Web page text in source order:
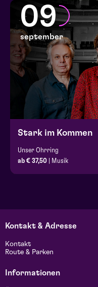
09
september
Stark im Kommen
Unser Ohrring
ab € 37,50 | Musik
Kontakt & Adresse
Kontakt
Route & Parken
Informationen